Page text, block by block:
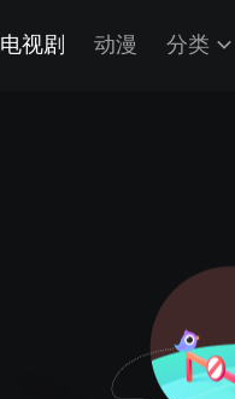
电视剧 动漫 分类